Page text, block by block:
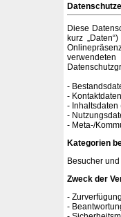
Diese
kurz
-
-
- Inhaltsdaten
-
- Meta-/
Kategorien
Besucher
Zweck der
-
-